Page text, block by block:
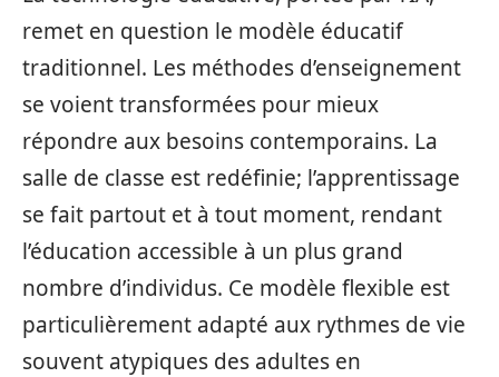
remet en question le modèle éducatif
traditionnel. Les méthodes d’enseignement
se voient transformées pour mieux
répondre aux besoins contemporains. La
salle de classe est redéfinie; l’apprentissage
se fait partout et à tout moment, rendant
l’éducation accessible à un plus grand
nombre d’individus. Ce modèle flexible est
particulièrement adapté aux rythmes de vie
souvent atypiques des adultes en